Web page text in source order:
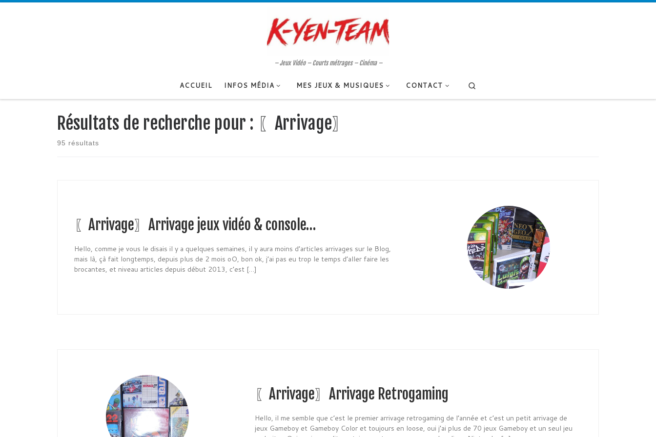
– Jeux Vidéo – Courts métrages – Cinéma –
ACCUEIL INFOS MÉDIA MES JEUX & MUSIQUES CONTACT
Résultats de recherche pour : 〖Arrivage〗
95 résultats
〖Arrivage〗Arrivage jeux vidéo & console…
Hello, comme je vous le disais il y a quelques semaines, il y aura moins d’articles arrivages sur le Blog,
mais là, çà fait longtemps, depuis plus de 2 mois oO, bon ok, j’ai pas eu trop le temps d’aller faire les
brocantes, et niveau articles depuis début 2013, c’est […]
〖Arrivage〗Arrivage Retrogaming
Hello, il me semble que c’est le premier arrivage retrogaming de l’année et c’est un petit arrivage de
jeux Gameboy et Gameboy Color et toujours en loose, oui j’ai plus de 70 jeux Gameboy et un seul jeu